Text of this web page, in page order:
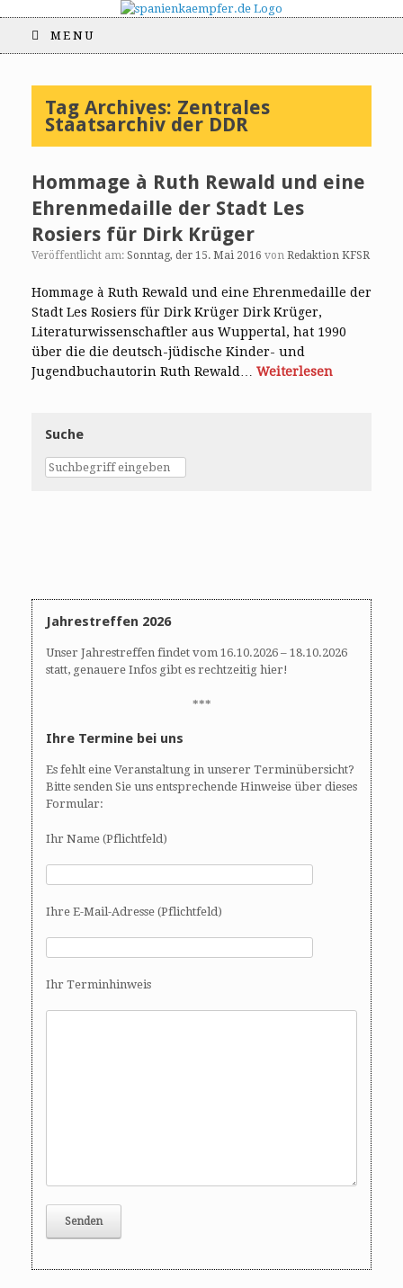
MENU
Tag Archives: Zentrales
Staatsarchiv der DDR
Hommage à Ruth Rewald und eine
Ehrenmedaille der Stadt Les
Rosiers für Dirk Krüger
Veröffentlicht am: Sonntag, der 15. Mai 2016 von Redaktion KFSR
Hommage à Ruth Rewald und eine Ehrenmedaille der
Stadt Les Rosiers für Dirk Krüger Dirk Krüger,
Literaturwissenschaftler aus Wuppertal, hat 1990
über die die deutsch-jüdische Kinder- und
Jugendbuchautorin Ruth Rewald… Weiterlesen
Suche
Jahrestreffen 2026
Unser Jahrestreffen findet vom 16.10.2026 – 18.10.2026
statt, genauere Infos gibt es rechtzeitig hier!
***
Ihre Termine bei uns
Es fehlt eine Veranstaltung in unserer Terminübersicht?
Bitte senden Sie uns entsprechende Hinweise über dieses
Formular:
Ihr Name (Pflichtfeld)
Ihre E-Mail-Adresse (Pflichtfeld)
Ihr Terminhinweis